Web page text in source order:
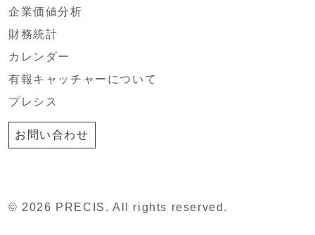
企業価値分析
財務統計
カレンダー
有報キャッチャーについて
プレシス
お問い合わせ
© 2026 PRECIS. All rights reserved.